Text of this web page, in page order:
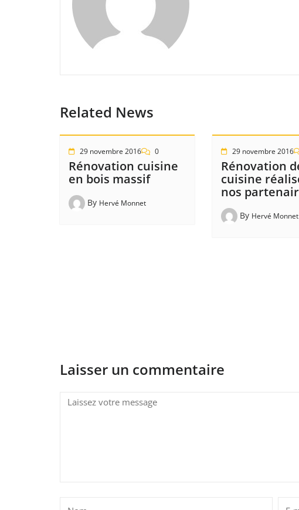
Related News
29 novembre 2016 0
Rénovation cuisine
en bois massif
By Hervé Monnet
29 novembre 2016
Rénovation
cuisine
nos
By Hervé Monnet
Laisser un commentaire